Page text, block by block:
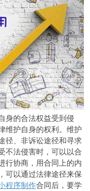
身的合法权益受到侵
维护自身的权利。维护
径、非诉讼途径和寻求
不法侵害时，可以以合
行协商，用合同上的内
可以通过法律途径来保
程序制作合同后，要学